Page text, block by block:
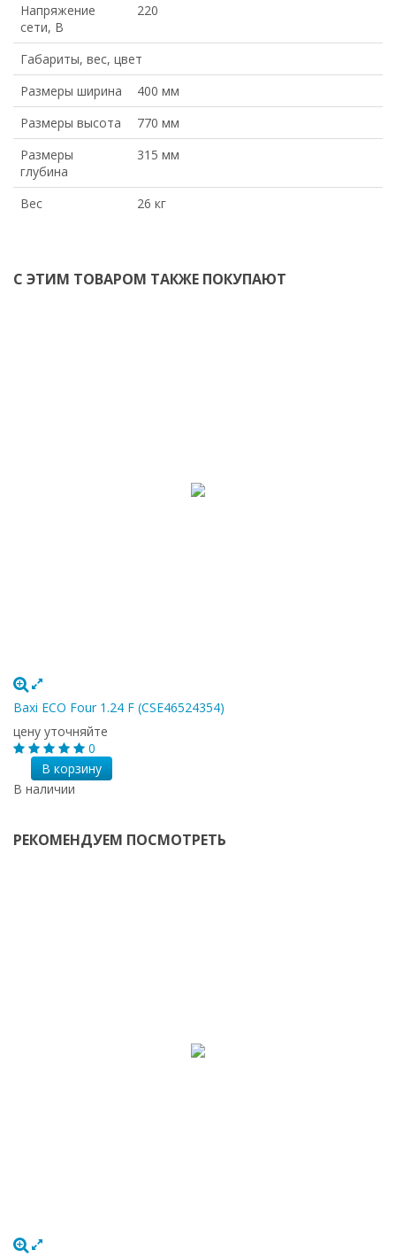
Напряжение
сети, В
220
Габариты, вес, цвет
Размеры ширина
400 мм
Размеры высота
770 мм
Размеры
глубина
315 мм
Вес 26 кг
С ЭТИМ ТОВАРОМ ТАКЖЕ ПОКУПАЮТ
Baxi ECO Four 1.24 F (CSE46524354)
цену уточняйте
0
В корзину
В наличии
РЕКОМЕНДУЕМ ПОСМОТРЕТЬ